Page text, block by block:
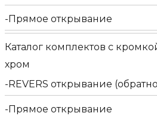
Прямое открывание
Каталог комплектов c
хром
REVERS открывание
Прямое открывание